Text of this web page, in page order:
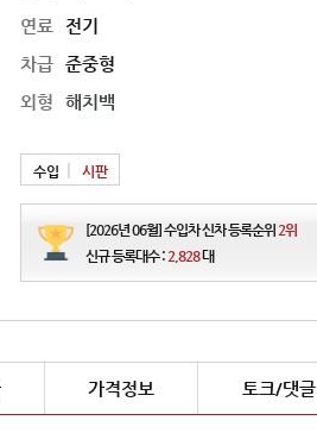
연료
전기
차급 준중형
외형
해치백
수입 시판
[2026년 06월] 수입차 신차 등록순위 2위
신규 등록대수 : 2,828대
가격
2,787 ~ 3,457만원
가격정보 토크/댓글